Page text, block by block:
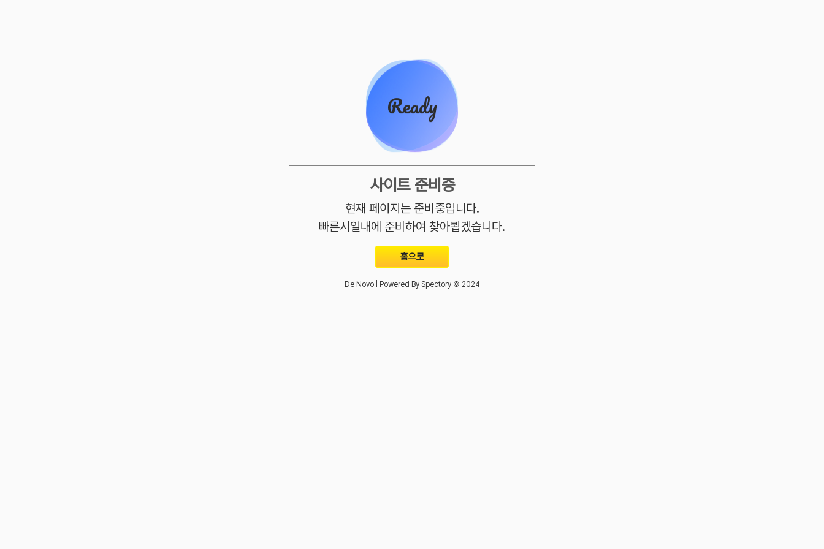
사이트 준비중
현재 페이지는 준비중입니다.
빠른시일내에 준비하여 찾아뵙겠습니다.
홈으로
De Novo | Powered By Spectory © 2024